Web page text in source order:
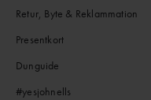
Retur, Byte & Reklammation
Presentkort
Dunguide
#yesjohnells